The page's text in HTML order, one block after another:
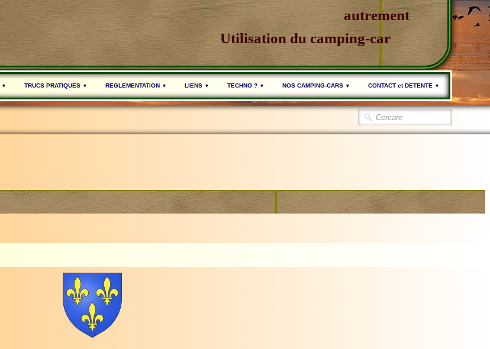
autrement
Utilisation du camping-car
▼ TRUCS PRATIQUES ▼ REGLEMENTATION ▼ LIENS ▼ TECHNO ? ▼ NOS CAMPING-CARS ▼ CONTACT et DETENTE ▼